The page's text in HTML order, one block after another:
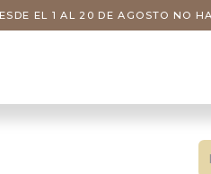
EL 1 AL 20 DE AGOSTO NO